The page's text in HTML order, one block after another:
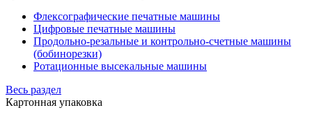
Флексографические печатные машины
Цифровые печатные машины
Продольно-резальные и контрольно-счетные машины
(бобинорезки)
Ротационные высекальные машины
Весь раздел
Картонная упаковка